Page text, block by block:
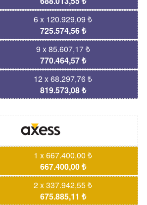
6 x 120.929,09 ₺
725.574,56 ₺
9 x 85.607,17 ₺
770.464,57 ₺
12 x 68.297,76 ₺
819.573,08 ₺
1 x 667.400,00 ₺
667.400,00 ₺
2 x 337.942,55 ₺
675.885,11 ₺